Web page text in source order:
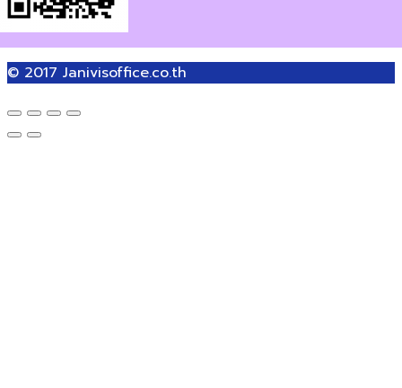
© 2017 Janivisoffice.co.th